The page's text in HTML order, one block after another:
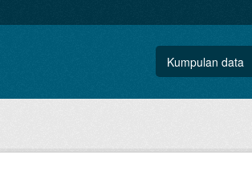
Kumpulan data